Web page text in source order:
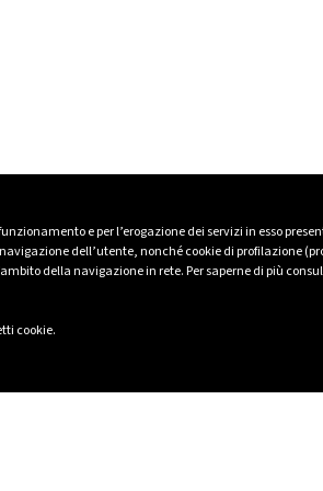
e per l’erogazione dei servizi in esso
dell’utente, nonché cookie di profilazione
della navigazione in rete. Per saperne di più
cookie.